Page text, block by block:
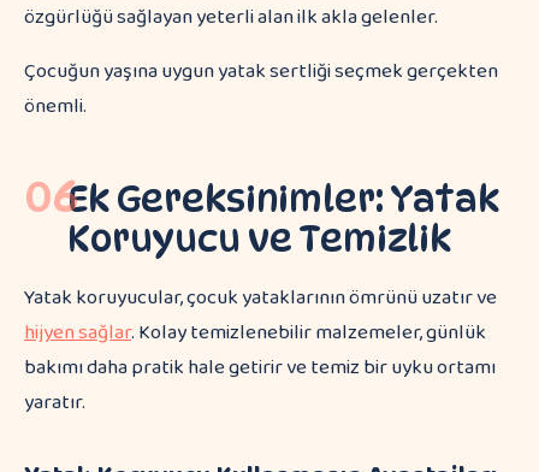
özgürlüğü sağlayan yeterli alan ilk akla gelenler.
Çocuğun yaşına uygun yatak sertliği seçmek gerçekten
önemli.
06Ek Gereksinimler: Yatak
Koruyucu ve Temizlik
Yatak koruyucular, çocuk yataklarının ömrünü uzatır ve
hijyen sağlar. Kolay temizlenebilir malzemeler, günlük
bakımı daha pratik hale getirir ve temiz bir uyku ortamı
yaratır.